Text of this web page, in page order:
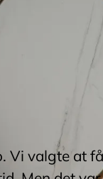
Vi valgte at